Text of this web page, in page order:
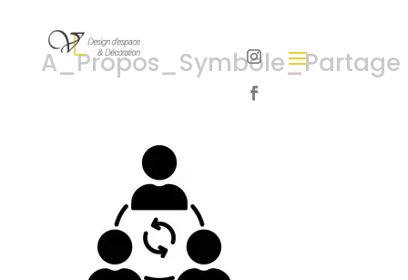
A_Propos_Symbole_Partage